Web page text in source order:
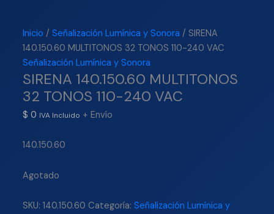
Inicio /Señalización Lumínica y Sonora / SIRENA
140.150.60 MULTITONOS 32 TONOS 110-240 VAC
Señalización Lumínica y Sonora
SIRENA 140.150.60 MULTITONOS
32 TONOS 110-240 VAC
$ 0 IVA Incluido + Envío
140.150.60
Agotado
SKU:140.150.60 Categoría:Señalización Lumínica y